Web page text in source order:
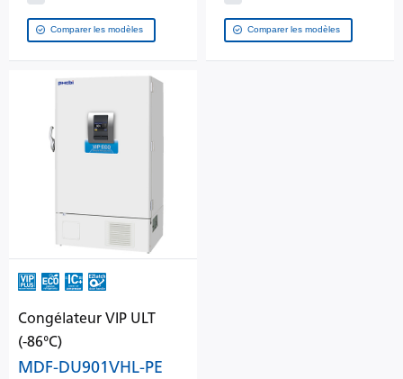
Comparer les modèles Comparer les modèles
Congélateur VIP ULT
(-86°C)
MDF-DU901VHL-PE